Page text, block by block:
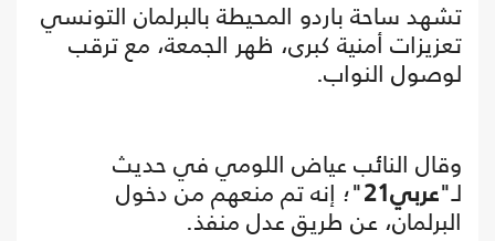
تشهد ساحة باردو المحيطة بالبرلمان التونسي
تعزيزات أمنية كبرى، ظهر الجمعة، مع ترقب
لوصول النواب.
وقال النائب عياض اللومي في حديث
لـ"عربي21 "؛ إنه تم منعهم من دخول
البرلمان، عن طريق عدل منفذ.